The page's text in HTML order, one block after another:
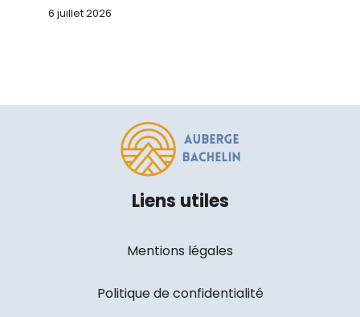
6 juillet 2026
Liens utiles
Mentions légales
Politique de confidentialité